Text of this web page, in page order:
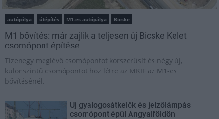
autópálya útépítés M1-es autópálya Bicske
M1 bővítés: már zajlik a teljesen új Bicske Kelet
csomópont építése
Tizenegy meglévő csomópontot korszerűsít és négy új,
különszintű csomópontot hoz létre az MKIF az M1-es
bővítésénél.
Új gyalogosátkelők és jelzőlámpás
csomópont épül Angyalföldön